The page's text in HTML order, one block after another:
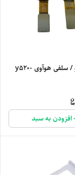
دوربین جلو / سلفی هوآوی y520-
افزودن به سبد